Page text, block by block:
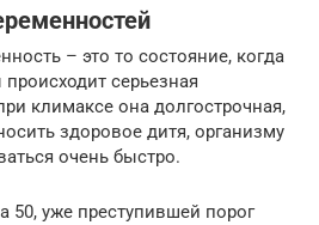
– это то состояние, когда
серьезная
климаксе она долгострочная,
здоровое дитя, организму
очень быстро.
50, уже преступившей порог